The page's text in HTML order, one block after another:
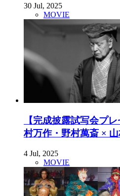
30 Jul, 2025
MOVIE
【完成披露試写会プ
村万作・野村萬斎 ×
4 Jul, 2025
MOVIE